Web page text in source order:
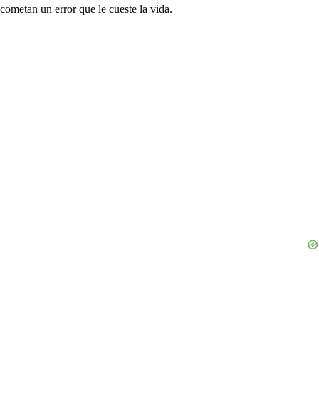
cometan un error que le cueste la vida.